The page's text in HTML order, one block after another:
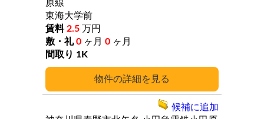
詳細
原線
東海大学前
2.5 万円
0 ヶ月 0 ヶ月
1K
候補に追加